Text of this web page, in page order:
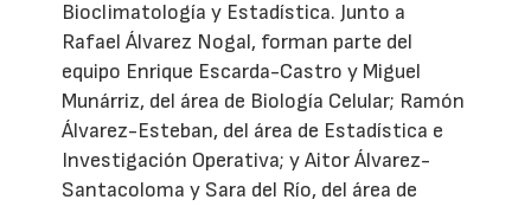
Bioclimatología y Estadística. Junto a
Rafael Álvarez Nogal, forman parte del
equipo Enrique Escarda-Castro y Miguel
Munárriz, del área de Biología Celular; Ramón
Álvarez-Esteban, del área de Estadística e
Investigación Operativa; y Aitor Álvarez-
Santacoloma y Sara del Río, del área de